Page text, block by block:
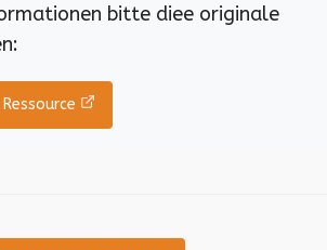
bitte diee originale